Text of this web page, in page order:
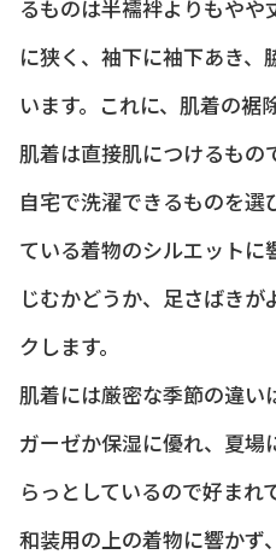
るものは半襦袢よりもや
に狭く、袖下に袖下あき
います。これに、肌着の裾
肌着は直接肌につけるもの
自宅で洗濯できるものを
ている着物のシルエット
じむかどうか、足さばき
クします。
肌着には厳密な季節の違い
ガーゼか保湿に優れ、夏場
らっとしているので好まれ
和装用の上の着物に響かず